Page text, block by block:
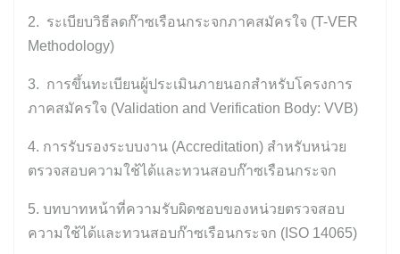
2. ระเบียบวิธีลดก๊าซเรือนกระจกภาคสมัครใจ (T-VER
Methodology)
3. การขึ้นทะเบียนผู้ประเมินภายนอกสำหรับโครงการ
ภาคสมัครใจ (Validation and Verification Body: VVB)
4. การรับรองระบบงาน (Accreditation) สำหรับหน่วย
ตรวจสอบความใช้ได้และทวนสอบก๊าซเรือนกระจก
5. บทบาทหน้าที่ความรับผิดชอบของหน่วยตรวจสอบ
ความใช้ได้และทวนสอบก๊าซเรือนกระจก (ISO 14065)